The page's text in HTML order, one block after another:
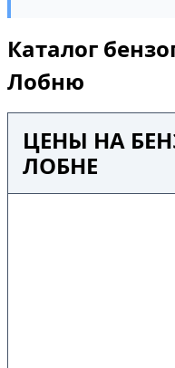
Каталог
Лобню
ЦЕНЫ НА
ЛОБНЕ